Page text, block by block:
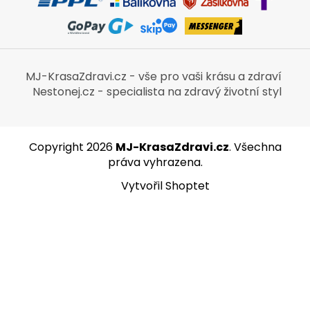
MJ-KrasaZdravi.cz - vše pro vaši krásu a zdraví
Nestonej.cz - specialista na zdravý životní styl
Vytvořil Shoptet
Copyright 2026 MJ-KrasaZdravi.cz. Všechna
práva vyhrazena.